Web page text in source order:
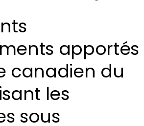
apportés
canadien du
les
sous